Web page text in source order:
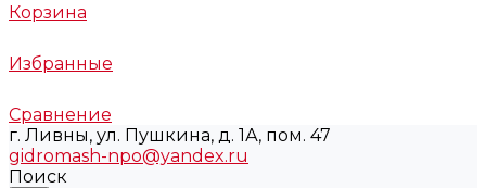
Корзина
Избранные
Сравнение
г. Ливны, ул. Пушкина, д. 1А, пом. 47
gidromash-npo@yandex.ru
Поиск